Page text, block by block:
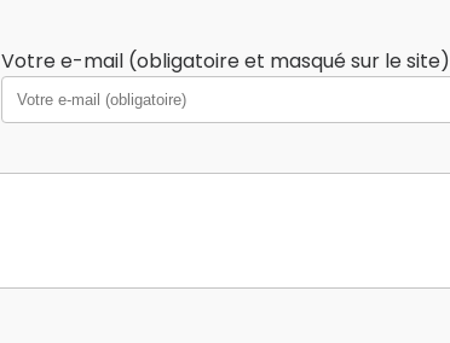
Votre e-mail (obligatoire et masqué sur le site)